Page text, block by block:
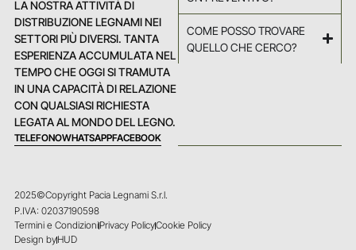
LA NOSTRA ATTIVITÀ DI
DISTRIBUZIONE LEGNAMI NEI
SETTORI PIÙ DIVERSI. TANTA
ESPERIENZA ACCUMULATA NEL
TEMPO CHE OGGI SI TRAMUTA
IN UNA CAPACITÀ DI RELAZIONE
CON QUALSIASI RICHIESTA
LEGATA AL MONDO DEL LEGNO.
TELEFONOWHATSAPPFACEBOOK
COME POSSO TROVARE
QUELLO CHE CERCO?
2025©Copyright Pacia Legnami S.r.l.
P.IVA: 02037190598
Termini e CondizioniPrivacy PolicyCookie Policy
Design byHUD